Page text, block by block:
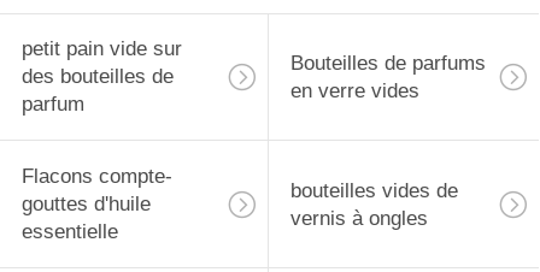
petit pain vide sur
des bouteilles de
parfum
Bouteilles de parfums
en verre vides
Flacons compte-
gouttes d'huile
essentielle
bouteilles vides de
vernis à ongles